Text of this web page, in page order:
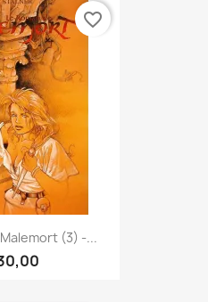
(3) -...
favorite_border